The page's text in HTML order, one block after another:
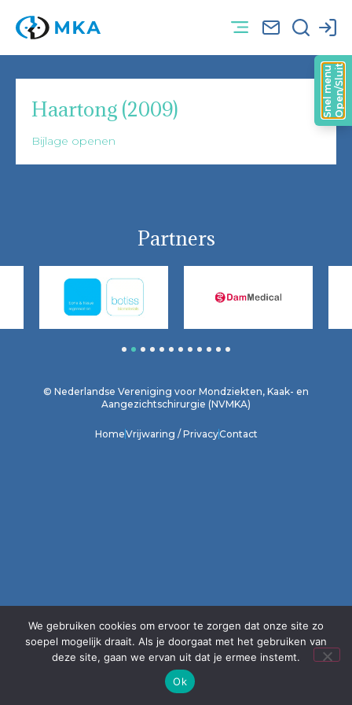
Haartong (2009)
Bijlage openen
Partners
5 6 7 8 9 1011 12
© Nederlandse Vereniging voor Mondziekten, Kaak- en
Aangezichtschirurgie (NVMKA)
HomeVrijwaring / PrivacyContact
We gebruiken cookies om ervoor te zorgen dat onze site zo
soepel mogelijk draait. Als je doorgaat met het gebruiken van
deze site, gaan we ervan uit dat je ermee instemt.
Ok
Open/Sluit
Snel menu